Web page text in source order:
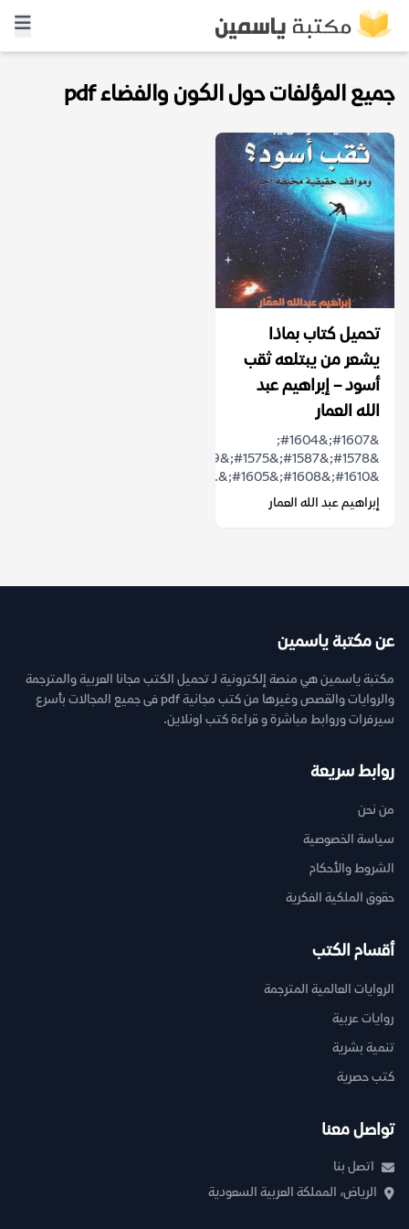
جميع المؤلفات حول الكون والفضاء pdf
تحميل كتاب بماذا
يشعر من يبتلعه ثقب
أسود – إبراهيم عبد
الله العمار
&#1607;&#1604;
&#1610;&#1608;&#1605;&...
إبراهيم عبد الله العمار
عن مكتبة ياسمين
مكتبة ياسمين هي منصة إلكترونية لـ تحميل الكتب مجانا العربية والمترجمة
والروايات والقصص وغيرها من كتب مجانية pdf فى جميع المجالات بأسرع
سيرفرات وروابط مباشرة و قراءة كتب اونلاين.
روابط سريعة
من نحن
سياسة الخصوصية
الشروط والأحكام
حقوق الملكية الفكرية
أقسام الكتب
الروايات العالمية المترجمة
روايات عربية
تنمية بشرية
كتب حصرية
تواصل معنا
اتصل بنا
الرياض، المملكة العربية السعودية